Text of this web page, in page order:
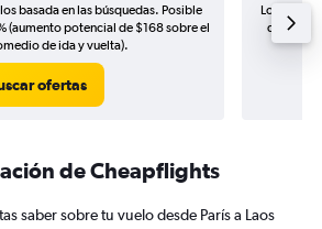
basada en las búsquedas. Posible
(aumento potencial de $168 sobre el
de ida y vuelta).
ofertas
Los
de
de Cheapflights
saber sobre tu vuelo desde París a Laos